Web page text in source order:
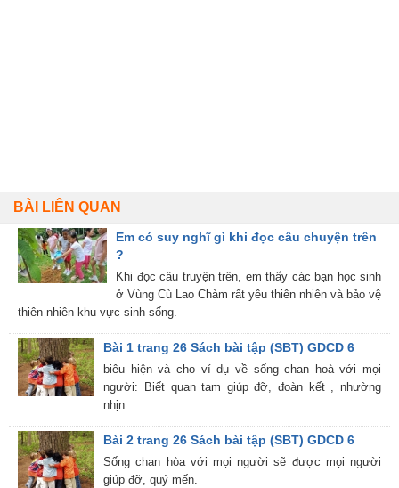
BÀI LIÊN QUAN
Em có suy nghĩ gì khi đọc câu chuyện trên
?
Khi đọc câu truyện trên, em thấy các bạn học sinh
ở Vùng Cù Lao Chàm rất yêu thiên nhiên và bảo vệ
thiên nhiên khu vực sinh sống.
Bài 1 trang 26 Sách bài tập (SBT) GDCD 6
biêu hiện và cho ví dụ về sống chan hoà với mọi
người: Biết quan tam giúp đỡ, đoàn kết , nhường
nhịn
Bài 2 trang 26 Sách bài tập (SBT) GDCD 6
Sống chan hòa với mọi người sẽ được mọi người
giúp đỡ, quý mến.